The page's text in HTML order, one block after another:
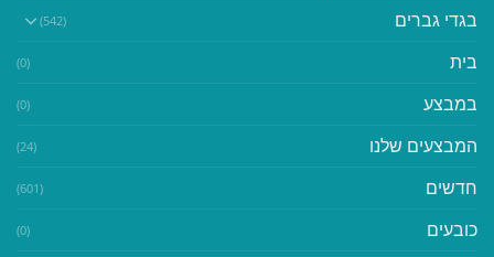
בגדי גברים (542)
בית (0)
במבצע (0)
המבצעים שלנו (24)
חדשים (601)
כובעים (0)